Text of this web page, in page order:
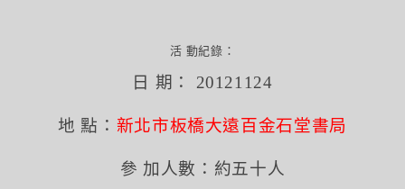
活 動紀錄：
日 期： 20121124
地 點： 新北市板橋大遠百金石堂書局
參 加人數：約五十人